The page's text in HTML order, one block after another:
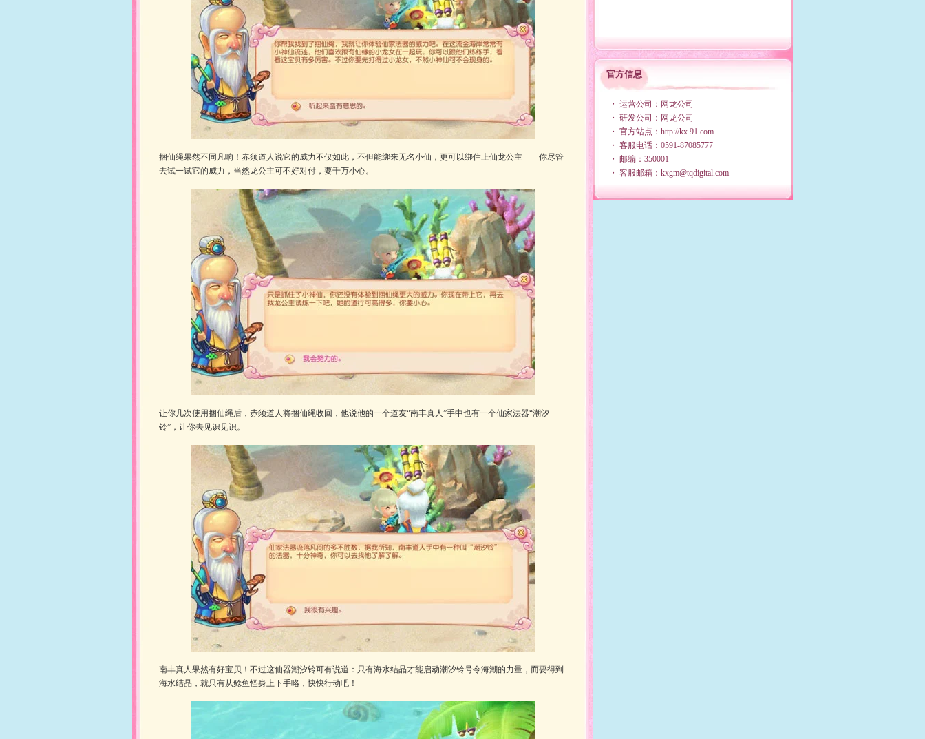
捆仙绳果然不同凡响！赤须道人说它的威力不仅如此，不但能绑来无名小仙，更可以绑住上仙龙公主――你尽管
去试一试它的威力，当然龙公主可不好对付，要千万小心。
让你几次使用捆仙绳后，赤须道人将捆仙绳收回，他说他的一个道友“南丰真人”手中也有一个仙家法器“潮汐
铃”，让你去见识见识。
南丰真人果然有好宝贝！不过这仙器潮汐铃可有说道：只有海水结晶才能启动潮汐铃号令海潮的力量，而要得到
海水结晶，就只有从鲶鱼怪身上下手咯，快快行动吧！
官方信息
・ 运营公司：网龙公司
・ 研发公司：网龙公司
・ 官方站点： http://kx.91.com
・ 客服电话：0591-87085777
・ 邮编：350001
・ 客服邮箱：kxgm@tqdigital.com